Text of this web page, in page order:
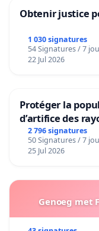
Obtenir justice
1 030 signatures
54 Signatures / 7
22 Jul 2026
Protéger la
d’artifice des
2 796 signatures
50 Signatures / 7
25 Jul 2026
Genoeg met